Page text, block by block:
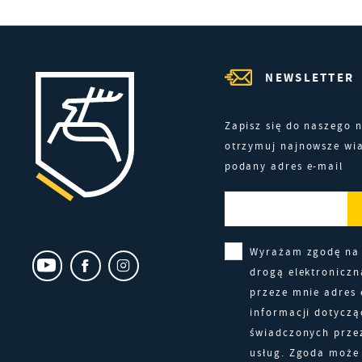
NEWSLETTER
Zapisz się do naszego
otrzymuj najnowsze
podany adres e-mail
Wyrażam zgodę
drogą
przeze mnie adres
informacji
świadczonych
usług. Zgoda